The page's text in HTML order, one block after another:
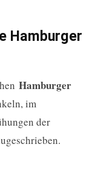
Hamburger
Hamburger
im
der